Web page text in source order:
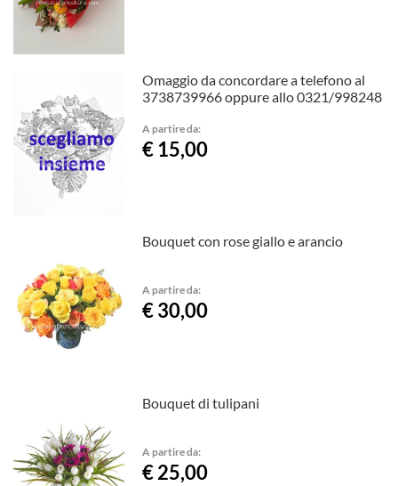
Omaggio da concordare a telefono al
3738739966 oppure allo 0321/998248
A partire da:
€ 15,00
Bouquet con rose giallo e arancio
A partire da:
€ 30,00
Bouquet di tulipani
A partire da:
€ 25,00